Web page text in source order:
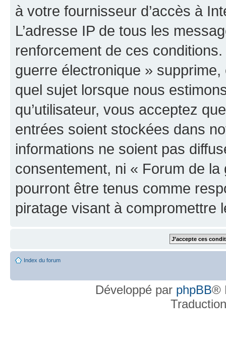
à votre fournisseur d’accès à
L’adresse IP de tous les
renforcement de ces
guerre électronique »
quel sujet lorsque nous
qu’utilisateur, vous acceptez
entrées soient stockées dans
informations ne soient pas
consentement, ni « Forum de
pourront être tenus comme
piratage visant à compromettre
Index du forum
Développé par phpBB®